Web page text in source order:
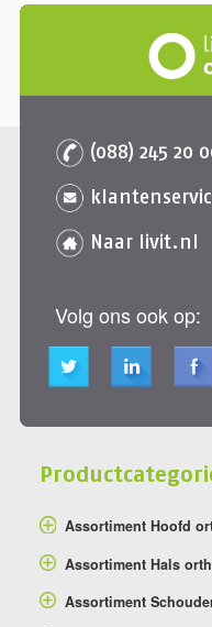
(088) 245 20
Naar livit.nl
Volg ons ook op:
Assortiment Hoofd
Assortiment Hals
Assortiment